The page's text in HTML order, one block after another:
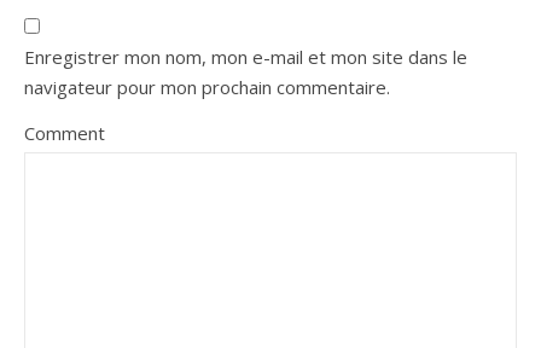
Enregistrer mon nom, mon e-mail et mon site dans le
navigateur pour mon prochain commentaire.
Comment